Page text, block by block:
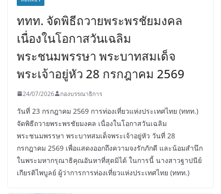
ททท. จัดพิธีถวายพระพรชัยมงคล
เนื่องในโอกาสวันเฉลิม
พระชนมพรรษา พระบาทสมเด็จ
พระเจ้าอยู่หัว 28 กรกฎาคม 2569
24/07/2026 กองบรรณาธิการ
วันที่ 23 กรกฎาคม 2569 การท่องเที่ยวแห่งประเทศไทย (ททท.)
จัดพิธีถวายพระพรชัยมงคล เนื่องในโอกาสวันเฉลิม
พระชนมพรรษา พระบาทสมเด็จพระเจ้าอยู่หัว วันที่ 28
กรกฎาคม 2569 เพื่อแสดงออกถึงความจงรักภักดี และน้อมสำนึก
ในพระมหากรุณาธิคุณอันหาที่สุดมิได้ ในการนี้ นางสาวฐาปนีย์
เกียรติไพบูลย์ ผู้ว่าการการท่องเที่ยวแห่งประเทศไทย (ททท.)